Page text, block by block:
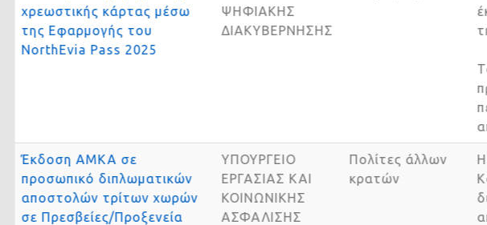
χρεωστικής κάρτας μέσω
της Εφαρμογής του
NorthEvia Pass 2025
ΨΗΦΙΑΚΗΣ
ΔΙΑΚΥΒΕΡΝΗΣΗΣ
Έκδοση ΑΜΚΑ σε
προσωπικό διπλωματικών
αποστολών τρίτων χωρών
σε Πρεσβείες/Προξενεία
ΥΠΟΥΡΓΕΙΟ
ΕΡΓΑΣΙΑΣ ΚΑΙ
ΚΟΙΝΩΝΙΚΗΣ
ΑΣΦΑΛΙΣΗΣ
Πολίτες άλλων
κρατών